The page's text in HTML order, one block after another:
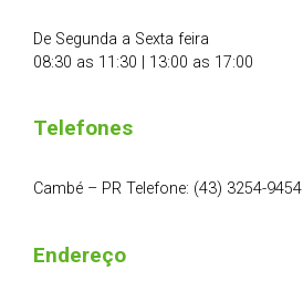
De Segunda a Sexta feira
08:30 as 11:30 | 13:00 as 17:00
Telefones
Cambé – PR Telefone: (43) 3254-9454
Endereço